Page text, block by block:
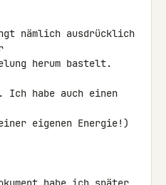
nämlich ausdrücklich
herum bastelt.
habe auch einen
eigenen Energie!)